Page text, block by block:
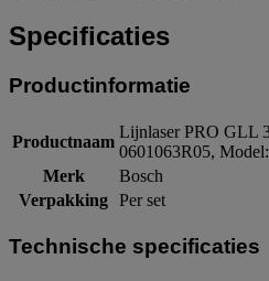
Specificaties
Productinformatie
Productnaam
Lijnlaser PRO GLL
0601063R05,
Merk
Bosch
Verpakking Per set
Technische specificaties